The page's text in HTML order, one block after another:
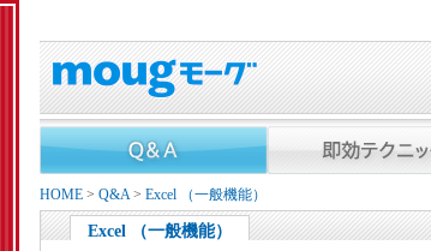
HOME > Q&A> Excel （一般機能）
Excel （一般機能）